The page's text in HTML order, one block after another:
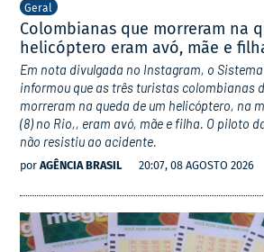
Geral
Colombianas que morreram na
helicóptero eram avó, mãe e
Em nota divulgada no Instagram, o
informou que as três turistas colombianas
morreram na queda de um helicóptero, na
(8) no Rio,, eram avó, mãe e filha. O piloto
não resistiu ao acidente.
por AGÊNCIA BRASIL 20:07, 08 AGOSTO 2026